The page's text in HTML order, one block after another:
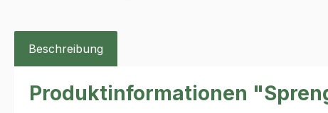
Beschreibung
Produktinformationen